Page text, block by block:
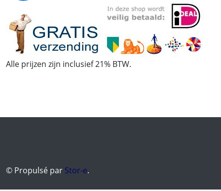
Alle prijzen zijn inclusief 21% BTW.
© Propulsé par Stor-e.